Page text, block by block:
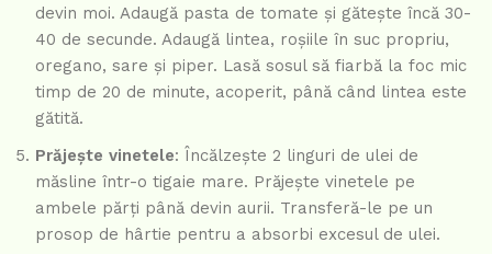
devin moi. Adaugă pasta de tomate și gătește încă 30-
40 de secunde. Adaugă lintea, roșiile în suc propriu,
oregano, sare și piper. Lasă sosul să fiarbă la foc mic
timp de 20 de minute, acoperit, până când lintea este
gătită.
Prăjește vinetele: Încălzește 2 linguri de ulei de
măsline într-o tigaie mare. Prăjește vinetele pe
ambele părți până devin aurii. Transferă-le pe un
prosop de hârtie pentru a absorbi excesul de ulei.